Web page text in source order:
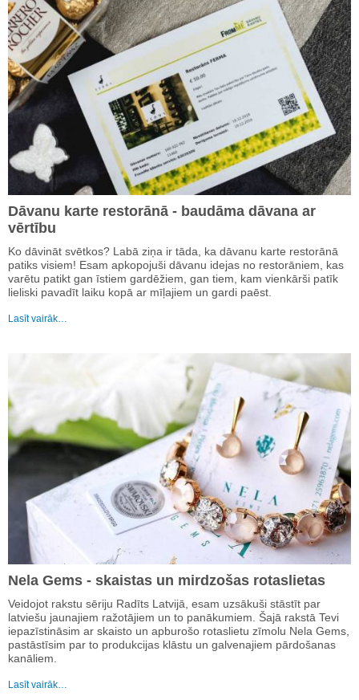
Dāvanu karte restorānā - baudāma dāvana ar
vērtību
Ko dāvināt svētkos? Labā ziņa ir tāda, ka dāvanu karte restorānā
patiks visiem! Esam apkopojuši dāvanu idejas no restorāniem, kas
varētu patikt gan īstiem gardēžiem, gan tiem, kam vienkārši patīk
lieliski pavadīt laiku kopā ar mīļajiem un gardi paēst.
Lasīt vairāk…
Nela Gems - skaistas un mirdzošas rotaslietas
Veidojot rakstu sēriju Radīts Latvijā, esam uzsākuši stāstīt par
latviešu jaunajiem ražotājiem un to panākumiem. Šajā rakstā Tevi
iepazīstināsim ar skaisto un apburošo rotaslietu zīmolu Nela Gems,
pastāstīsim par to produkcijas klāstu un galvenajiem pārdošanas
kanāliem.
Lasīt vairāk…